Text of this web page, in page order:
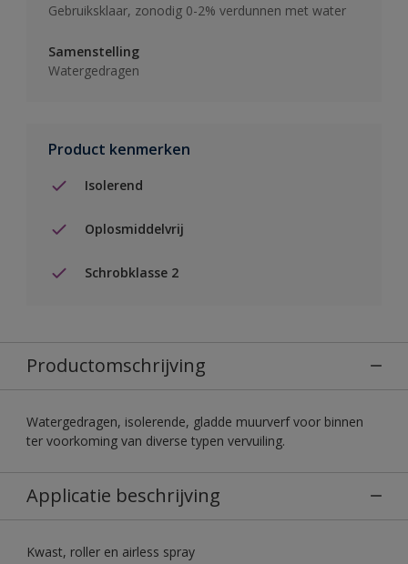
Gebruiksklaar, zonodig 0-2% verdunnen met water
Samenstelling
Watergedragen
Product kenmerken
Isolerend
Oplosmiddelvrij
Schrobklasse 2
Productomschrijving
Watergedragen, isolerende, gladde muurverf voor binnen
ter voorkoming van diverse typen vervuiling.
Applicatie beschrijving
Kwast, roller en airless spray